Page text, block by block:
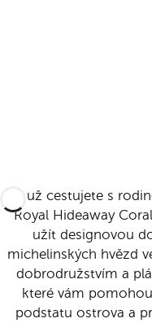
Ať už cestujete s
Royal Hideaway
užít designovou
michelinských hvězd
dobrodružstvím a
které vám
podstatu ostrova a